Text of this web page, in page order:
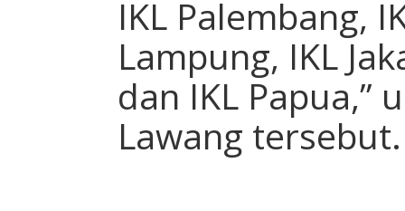
IKL Palembang,
Lampung, IKL
dan IKL Papua,”
Lawang tersebut.